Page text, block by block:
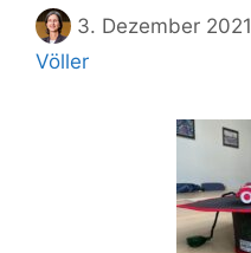
3. Dezember 2021
Völler